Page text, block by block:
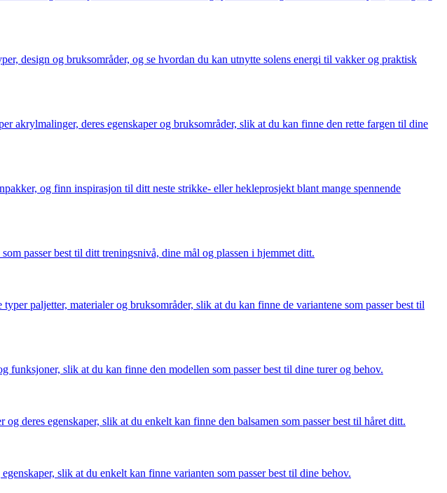
design og bruksområder, og se hvordan du kan utnytte solens energi til vakker og praktisk
deres egenskaper og bruksområder, slik at du kan finne den rette fargen til dine
og finn inspirasjon til ditt neste strikke- eller hekleprosjekt blant mange spennende
passer best til ditt treningsnivå, dine mål og plassen i hjemmet ditt.
paljetter, materialer og bruksområder, slik at du kan finne de variantene som passer best til
slik at du kan finne den modellen som passer best til dine turer og behov.
deres egenskaper, slik at du enkelt kan finne den balsamen som passer best til håret ditt.
slik at du enkelt kan finne varianten som passer best til dine behov.